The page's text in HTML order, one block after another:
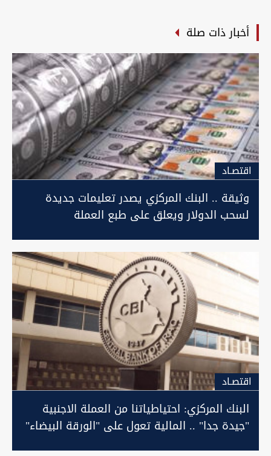
أخبار ذات صلة
اقتصـاد
وثيقة .. البنك المركزي يصدر تعليمات جديدة
لسحب الدولار ويعلق على طبع العملة
اقتصـاد
البنك المركزي: احتياطياتنا من العملة الاجنبية
"جيدة جدا" .. المالية تعول على "الورقة البيضاء"